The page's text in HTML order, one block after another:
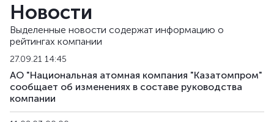
Новости
Выделенные новости содержат информацию о
рейтингах компании
27.09.21 14:45
АО "Национальная атомная компания "Казатомпром"
сообщает об изменениях в составе руководства
компании